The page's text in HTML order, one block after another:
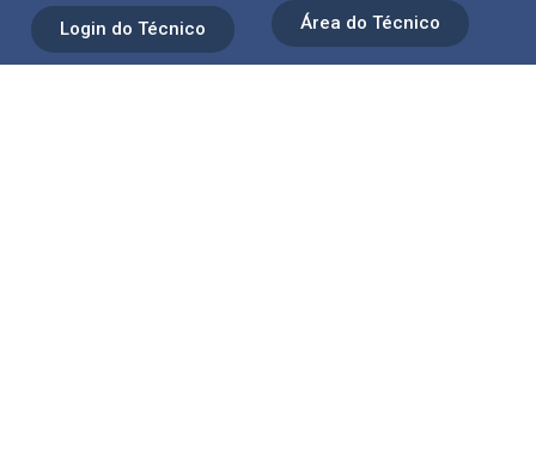
Login do Técnico Área do Técnico